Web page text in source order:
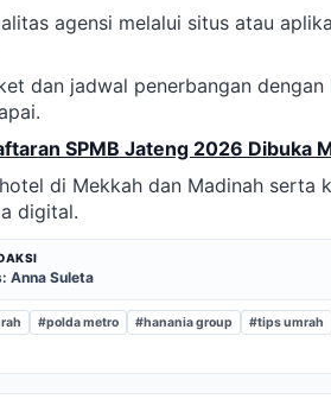
agensi melalui situs atau
dan jadwal penerbangan
SPMB Jateng 2026 Dibuka
di Mekkah dan Madinah serta
digital.
Anna Suleta
#polda metro #hanania group #tips umrah